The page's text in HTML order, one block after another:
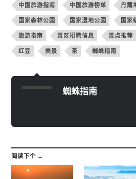
中国旅游指南 中国旅游榜单 丹霞
国家森林公园 国家湿地公园 国家
旅游指南 景区招聘信息 景点推荐
红豆 美景 茶 蜘蛛指南
蜘蛛指南
阅读下个 →